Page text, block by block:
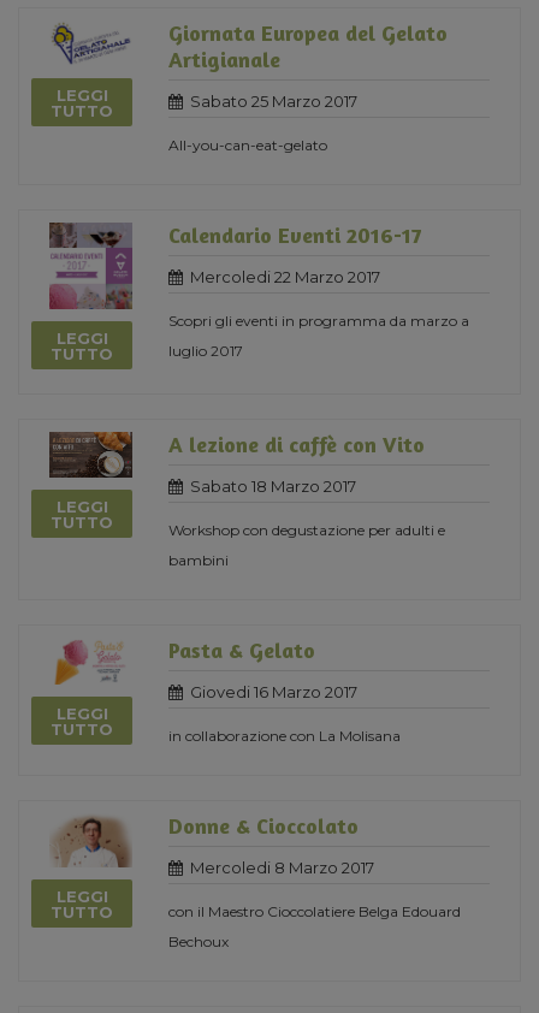
LEGGI
TUTTO
Giornata Europea del Gelato
Artigianale
Sabato 25 Marzo 2017
All-you-can-eat-gelato
LEGGI
TUTTO
Calendario Eventi 2016-17
Mercoledi 22 Marzo 2017
Scopri gli eventi in programma da marzo a
luglio 2017
LEGGI
TUTTO
A lezione di caffè con Vito
Sabato 18 Marzo 2017
Workshop con degustazione per adulti e
bambini
LEGGI
TUTTO
Pasta & Gelato
Giovedi 16 Marzo 2017
in collaborazione con La Molisana
LEGGI
TUTTO
Donne & Cioccolato
Mercoledi 8 Marzo 2017
con il Maestro Cioccolatiere Belga Edouard
Bechoux